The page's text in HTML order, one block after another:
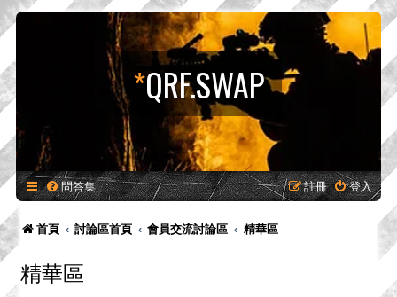
*QRF.SWAP
問答集 登入
註冊
首頁 討論區首頁 會員交流討論區 精華區
精華區